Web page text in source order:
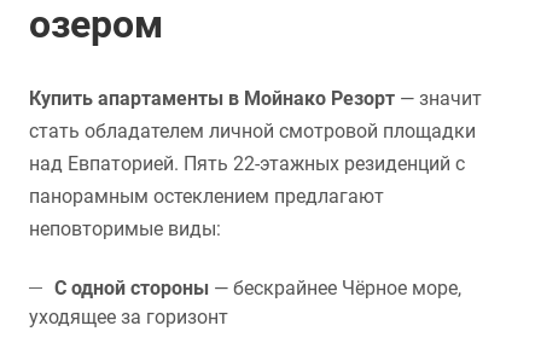
озером
Купить апартаменты в Мойнако Резорт — значит
стать обладателем личной смотровой площадки
над Евпаторией. Пять 22-этажных резиденций с
панорамным остеклением предлагают
неповторимые виды:
С одной стороны — бескрайнее Чёрное море,
уходящее за горизонт